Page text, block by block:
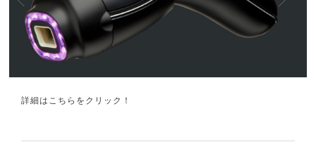
詳細はこちらをクリック！